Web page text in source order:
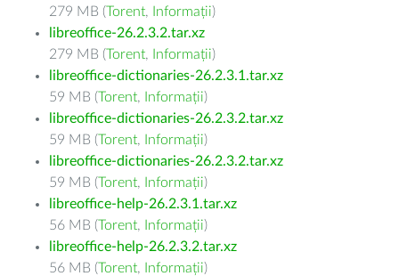
279 MB (Torent, Informații)
libreoffice-26.2.3.2.tar.xz
279 MB (Torent, Informații)
libreoffice-dictionaries-26.2.3.1.tar.xz
59 MB (Torent, Informații)
libreoffice-dictionaries-26.2.3.2.tar.xz
59 MB (Torent, Informații)
libreoffice-dictionaries-26.2.3.2.tar.xz
59 MB (Torent, Informații)
libreoffice-help-26.2.3.1.tar.xz
56 MB (Torent, Informații)
libreoffice-help-26.2.3.2.tar.xz
56 MB (Torent, Informații)